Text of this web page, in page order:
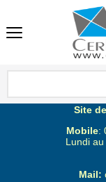
Site
Mobile:
Lundi
Mail: